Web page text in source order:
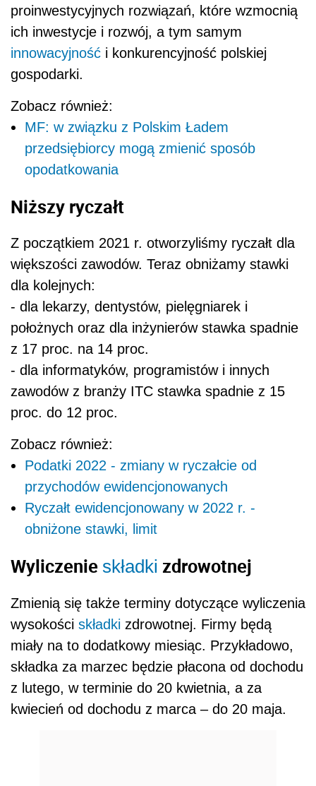
proinwestycyjnych rozwiązań, które wzmocnią
ich inwestycje i rozwój, a tym samym
innowacyjność i konkurencyjność polskiej
gospodarki.
Zobacz również:
MF: w związku z Polskim Ładem
przedsiębiorcy mogą zmienić sposób
opodatkowania
Niższy ryczałt
Z początkiem 2021 r. otworzyliśmy ryczałt dla
większości zawodów. Teraz obniżamy stawki
dla kolejnych:
- dla lekarzy, dentystów, pielęgniarek i
położnych oraz dla inżynierów stawka spadnie
z 17 proc. na 14 proc.
- dla informatyków, programistów i innych
zawodów z branży ITC stawka spadnie z 15
proc. do 12 proc.
Zobacz również:
Podatki 2022 - zmiany w ryczałcie od
przychodów ewidencjonowanych
Ryczałt ewidencjonowany w 2022 r. -
obniżone stawki, limit
Wyliczenie składki zdrowotnej
Zmienią się także terminy dotyczące wyliczenia
wysokości składki zdrowotnej. Firmy będą
miały na to dodatkowy miesiąc. Przykładowo,
składka za marzec będzie płacona od dochodu
z lutego, w terminie do 20 kwietnia, a za
kwiecień od dochodu z marca – do 20 maja.